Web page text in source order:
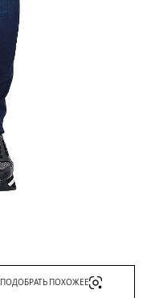
ПОДОБРАТЬ ПОХОЖЕЕ